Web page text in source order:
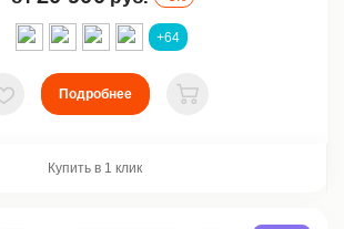
+64
В избранное
Подробнее
В корзину
Купить в 1 клик